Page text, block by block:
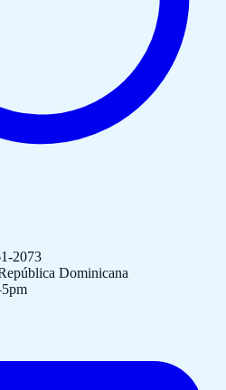
2073
Dominicana